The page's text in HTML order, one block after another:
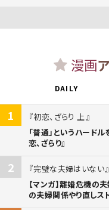
漫画
DAILY
1
初恋、ざらり 上
「普通」というハード
恋、ざらり』
2
完璧な夫婦はいない
【マンガ】離婚危機の
の夫婦関係やり直しス